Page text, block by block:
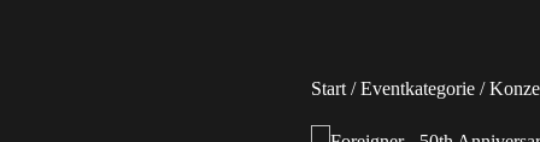
Start/Eventkategorie/